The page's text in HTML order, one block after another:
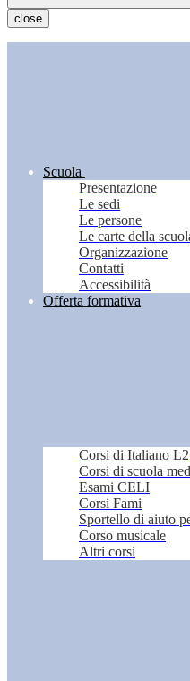
close
Scuola
Presentazione
Le sedi
Le persone
Le carte della
Organizzazione
Contatti
Accessibilità
Offerta formativa
Corsi di Italiano L2
Corsi di scuola
Esami CELI
Corsi Fami
Sportello di aiuto
Corso musicale
Altri corsi